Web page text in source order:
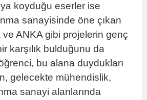
koyduğu eserler ise
sanayisinde öne çıkan
ve ANKA gibi projelerin genç
karşılık bulduğunu da
bu alana duydukları
gelecekte mühendislik,
sanayi alanlarında